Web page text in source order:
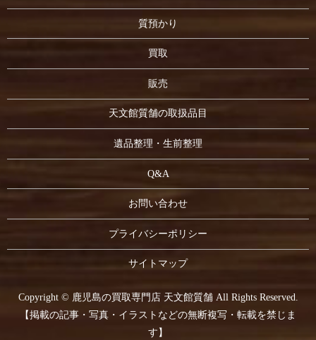
質預かり
買取
販売
天文館質舗の取扱品目
遺品整理・生前整理
Q&A
お問い合わせ
プライバシーポリシー
サイトマップ
Copyright © 鹿児島の買取専門店 天文館質舗 All Rights Reserved.
【掲載の記事・写真・イラストなどの無断複写・転載を禁じま
す】